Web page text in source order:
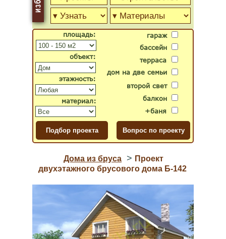
гараж
бассейн
второй свет
дом на две семьи
терраса
балкон
+баня
объект:
материал:
площадь:
этажность:
Дома из бруса > Проект
двухэтажного брусового дома Б-142